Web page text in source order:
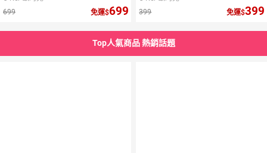
699
免運 699
399
免運 399
Top人氣商品 熱銷話題